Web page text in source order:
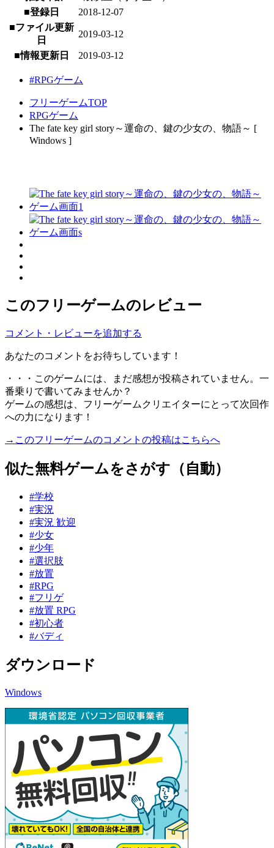
■登録日
2018-12-07
■ファイル更新
日
2019-03-12
■情報更新日 2019-03-12
#RPGゲーム
フリーゲームTOP
RPGゲーム
The fate key girl story～運命の、鍵の少女の、物語～ [
Windows ]
このフリーゲームのレビュー
コメント・レビューを追加する
あなたのコメントをお待ちしています！
・・・このゲームには、まだ感想が投稿されていません。一
番乗りで書いてみませんか？
ゲームの感想は、フリーゲームクリエイターにとって次回作
への力になります！
→このフリーゲームのコメントの投稿はこちらへ
似た無料ゲームをさがす（自動）
#学校
#実況
#実況 歓迎
#少女
#少年
#選択肢
#放置
#RPG
#フリゲ
#放置 RPG
#初心者
#バディ
ダウンロード
Windows